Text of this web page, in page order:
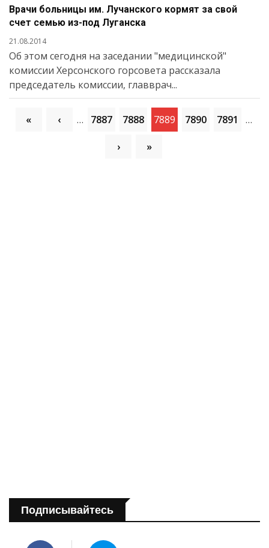
Врачи больницы им. Лучанского кормят за свой
счет семью из-под Луганска
21.08.2014
Об этом сегодня на заседании "медицинской"
комиссии Херсонского горсовета рассказала
председатель комиссии, главврач...
« ‹ … 7887 7888 7889 7890 7891 …
› »
Подписывайтесь